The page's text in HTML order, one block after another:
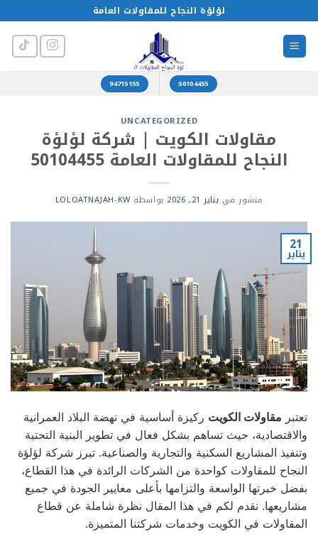
للمحتوى
لؤلؤة النجاح للمقاولات العامة
50104455
94715155
UNCATEGORIZED
مقاولات الكويت | شركة لؤلؤة
النجاح للمقاولات العامة 50104455
منشور في يناير 21, 2026 بواسطةLOLOATNAJAH-KW
21
يناير
تعتبر مقاولات الكويت ركيزة أساسية في نهضة البلاد العمرانية
والاقتصادية، حيث تساهم بشكل فعال في تطوير البنية التحتية
وتنفيذ المشاريع السكنية والتجارية والصناعية. تبرز شركة لؤلؤة
النجاح للمقاولات كواحدة من الشركات الرائدة في هذا القطاع،
بفضل خبرتها الواسعة والتزامها بأعلى معايير الجودة في جميع
مشاريعها. نقدم لكم في هذا المقال نظرة شاملة عن قطاع
المقاولات في الكويت وخدمات شركتنا المتميزة.